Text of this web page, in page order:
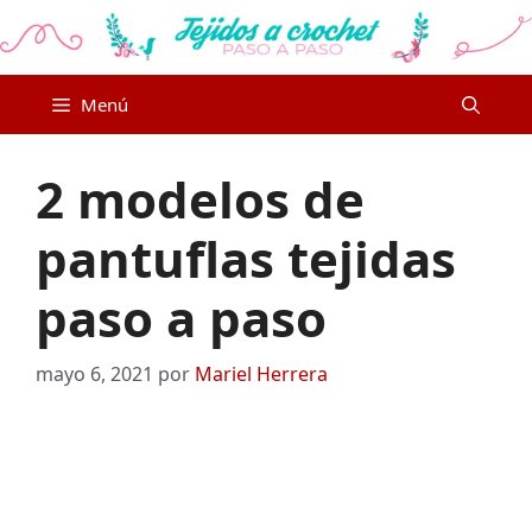
al
Menú
2 modelos de
pantuflas tejidas
paso a paso
mayo 6, 2021 por Mariel Herrera